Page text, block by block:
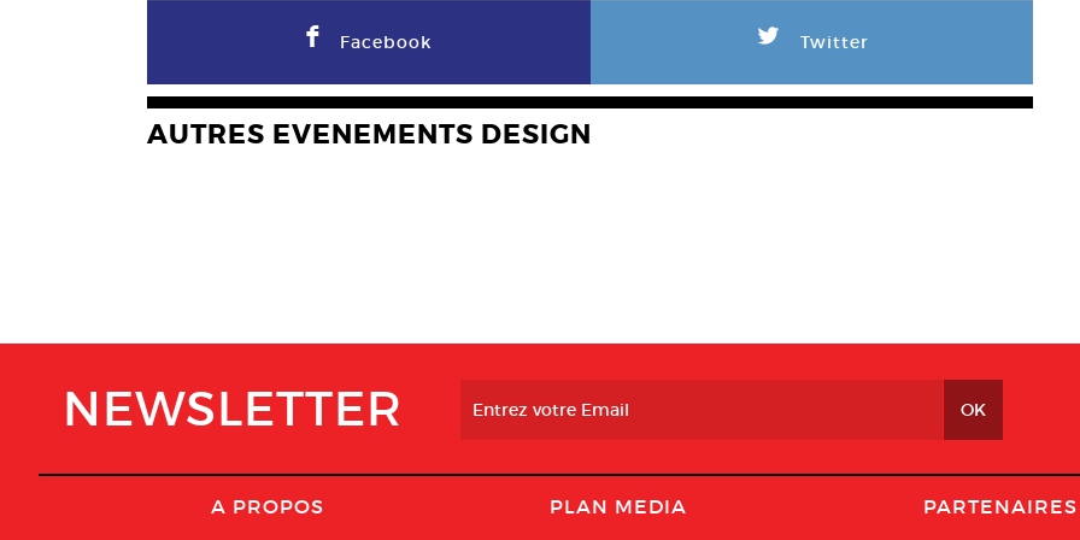
F Facebook L Twitter
AUTRES EVENEMENTS DESIGN
NEWSLETTER
A PROPOS PLAN MEDIA PARTENAIRES